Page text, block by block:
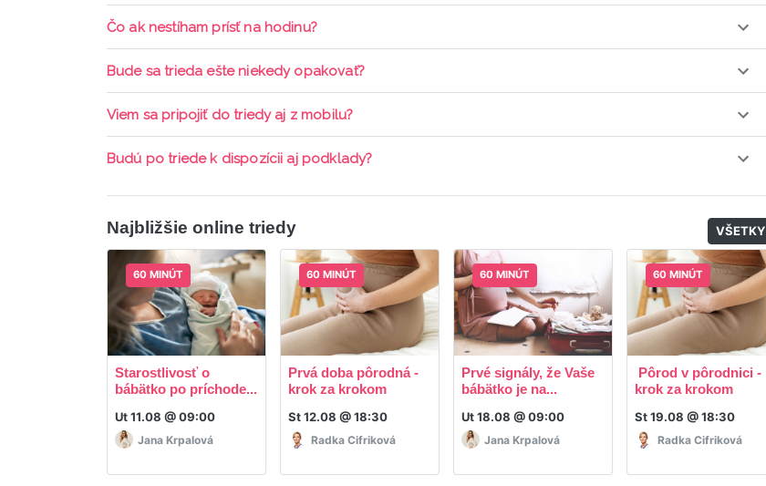
Pripojenie do online triedy prebieha priamo cez web-stránku mamaclass.sk, stačí sledovať
Čo ak nestíham prísť na hodinu?
Každá trieda sa nahráva a je k dispozícií po dobu 7 dní. Pre pozretie video nahrávky je potrebné mať
Bude sa trieda ešte niekedy opakovať?
Triedy sa priebežne opakujú, stačí sledovať ponuku kurzov a tried.
Viem sa pripojiť do triedy aj z mobilu?
Áno, pripojenie do triedy je možné aj cez mobil, nie je k tomu potrebné sťahovať žiadne ďalšie appky
Budú po triede k dispozícii aj podklady?
Áno, po skončení triedy dostávate prístup na dodatočný materiál, ktorý Vaša hostka dala k dispozícií.
Najbližšie online triedy VŠETKY
60 MINÚT
Starostlivosť o
bábätko po príchode...
Ut 11.08 @ 09:00
Jana Krpalová
60 MINÚT
Prvá doba pôrodná -
krok za krokom
St 12.08 @ 18:30
Radka Cifriková
60 MINÚT
Prvé signály, že Vaše
bábätko je na...
Ut 18.08 @ 09:00
Jana Krpalová
60 MINÚT
Pôrod v pôrodnici -
krok za krokom
St 19.08 @ 18:30
Radka Cifriková